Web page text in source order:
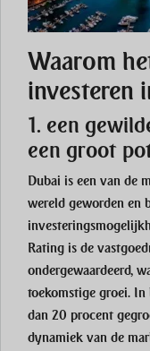
Waarom
investeren
1. een
een groot
Dubai is een van de
wereld geworden en
Rating is de
ondergewaardeerd,
toekomstige groei.
dan 20 procent
dynamiek van de